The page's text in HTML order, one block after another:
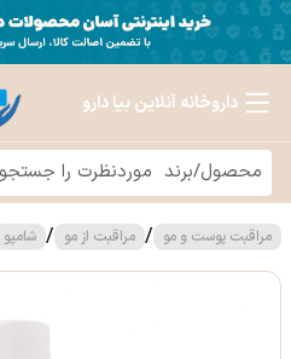
داروخانه آنلاین بیا دارو
مراقبت پوست و مو / مراقبت از مو / شامپو